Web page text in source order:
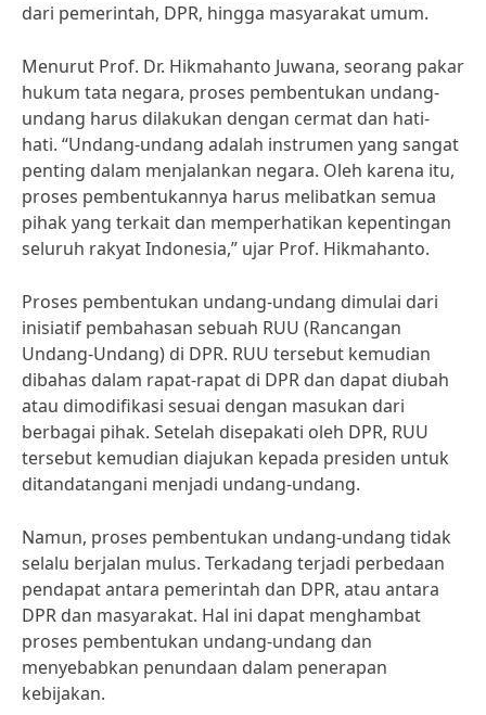
dari pemerintah, DPR, hingga masyarakat umum.
Menurut Prof. Dr. Hikmahanto Juwana, seorang pakar
hukum tata negara, proses pembentukan undang-
undang harus dilakukan dengan cermat dan hati-
hati. “Undang-undang adalah instrumen yang sangat
penting dalam menjalankan negara. Oleh karena itu,
proses pembentukannya harus melibatkan semua
pihak yang terkait dan memperhatikan kepentingan
seluruh rakyat Indonesia,” ujar Prof. Hikmahanto.
Proses pembentukan undang-undang dimulai dari
inisiatif pembahasan sebuah RUU (Rancangan
Undang-Undang) di DPR. RUU tersebut kemudian
dibahas dalam rapat-rapat di DPR dan dapat diubah
atau dimodifikasi sesuai dengan masukan dari
berbagai pihak. Setelah disepakati oleh DPR, RUU
tersebut kemudian diajukan kepada presiden untuk
ditandatangani menjadi undang-undang.
Namun, proses pembentukan undang-undang tidak
selalu berjalan mulus. Terkadang terjadi perbedaan
pendapat antara pemerintah dan DPR, atau antara
DPR dan masyarakat. Hal ini dapat menghambat
proses pembentukan undang-undang dan
menyebabkan penundaan dalam penerapan
kebijakan.